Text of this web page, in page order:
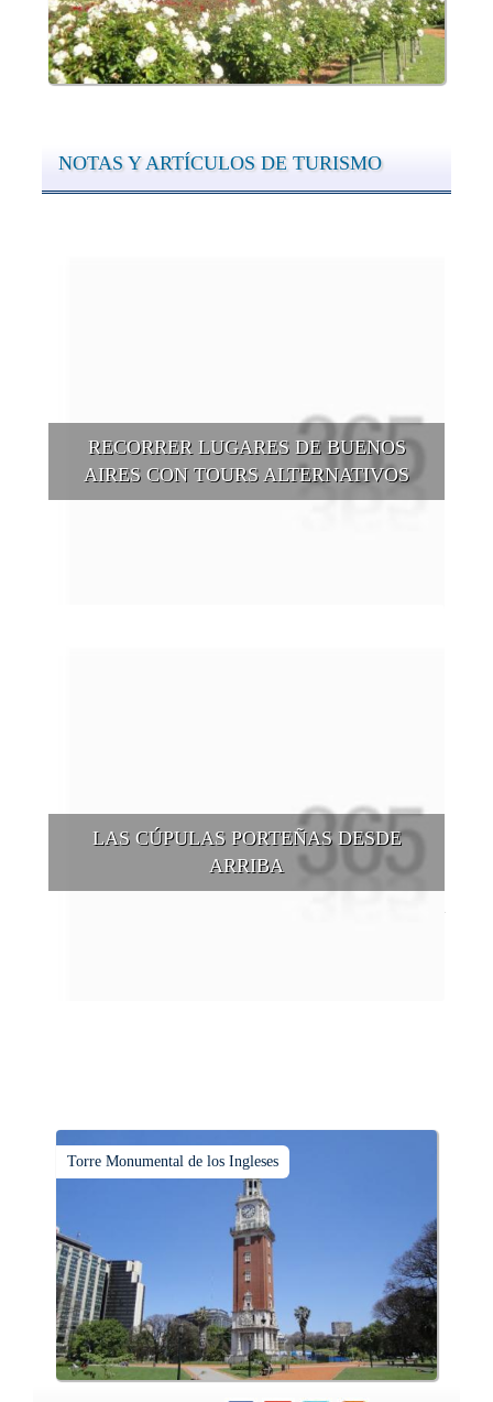
NOTAS Y ARTÍCULOS DE TURISMO
RECORRER LUGARES DE BUENOS
AIRES CON TOURS ALTERNATIVOS
LAS CÚPULAS PORTEÑAS DESDE
ARRIBA
Torre Monumental de los Ingleses